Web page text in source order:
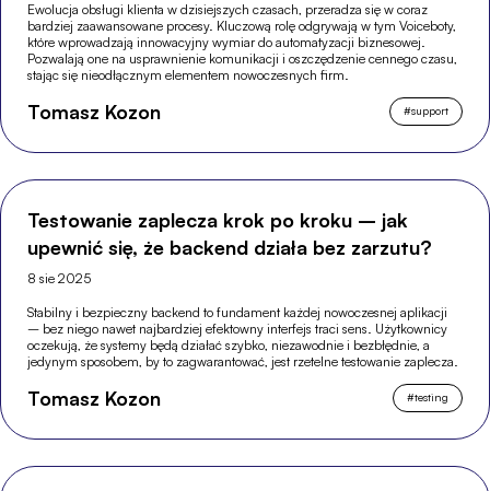
Ewolucja obsługi klienta w dzisiejszych czasach, przeradza się w coraz
bardziej zaawansowane procesy. Kluczową rolę odgrywają w tym Voiceboty,
które wprowadzają innowacyjny wymiar do automatyzacji biznesowej.
Pozwalają one na usprawnienie komunikacji i oszczędzenie cennego czasu,
stając się nieodłącznym elementem nowoczesnych firm.
Tomasz Kozon #support
Testowanie zaplecza krok po kroku – jak
upewnić się, że backend działa bez zarzutu?
8 sie 2025
Stabilny i bezpieczny backend to fundament każdej nowoczesnej aplikacji
– bez niego nawet najbardziej efektowny interfejs traci sens. Użytkownicy
oczekują, że systemy będą działać szybko, niezawodnie i bezbłędnie, a
jedynym sposobem, by to zagwarantować, jest rzetelne testowanie zaplecza.
Tomasz Kozon #testing